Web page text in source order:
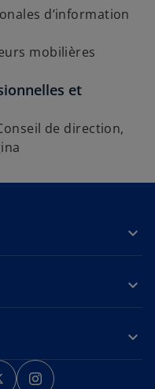
d’information
mobilières
et
de direction,
s